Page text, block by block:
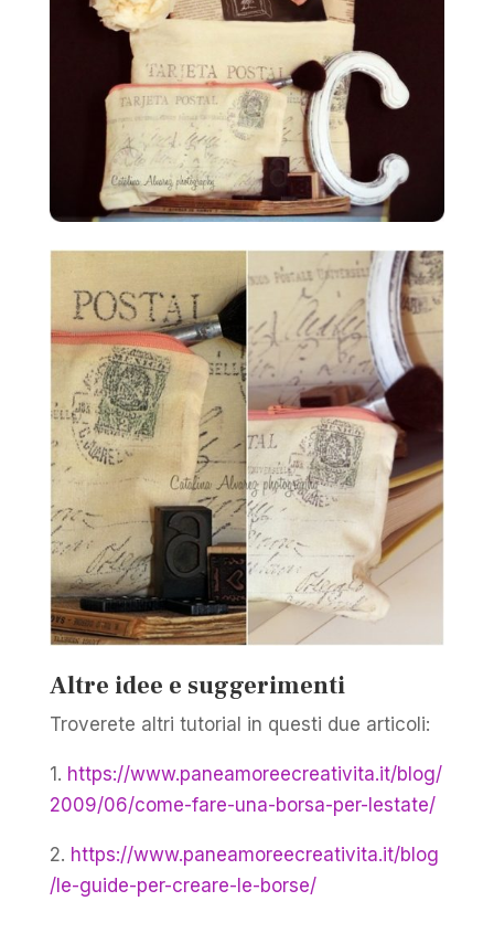
Altre idee e suggerimenti
Troverete altri tutorial in questi due articoli:
1. https://www.paneamoreecreativita.it/blog/
2009/06/come-fare-una-borsa-per-lestate/
2. https://www.paneamoreecreativita.it/blog
/le-guide-per-creare-le-borse/